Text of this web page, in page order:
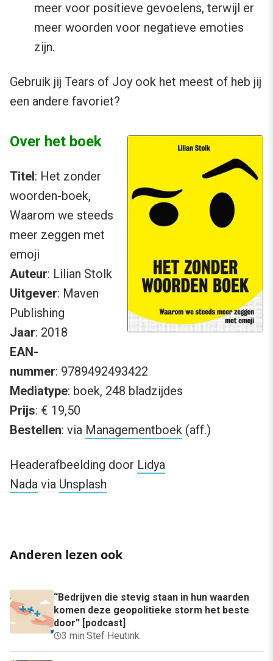
meer voor positieve gevoelens, terwijl er
meer woorden voor negatieve emoties
zijn.
Gebruik jij Tears of Joy ook het meest of heb jij
een andere favoriet?
Over het boek
Titel: Het zonder
woorden-boek,
Waarom we steeds
meer zeggen met
emoji
Auteur: Lilian Stolk
Uitgever: Maven
Publishing
Jaar: 2018
EAN-
nummer: 9789492493422
Mediatype: boek, 248 bladzijdes
Prijs: € 19,50
Bestellen: via Managementboek (aff.)
Headerafbeelding door Lidya
Nada via Unsplash
Anderen lezen ook
“Bedrijven die stevig staan in hun waarden
komen deze geopolitieke storm het beste
door” [podcast]
3 min·Stef Heutink